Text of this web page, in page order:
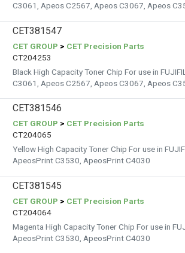
C3061, Apeos C2567, Apeos C3067, Apeos
CET381547
CET GROUP > CET Precision Parts
CT204253
Black High Capacity Toner Chip For use in
C3061, Apeos C2567, Apeos C3067, Apeos
CET381546
CET GROUP > CET Precision Parts
CT204065
Yellow High Capacity Toner Chip For use in
ApeosPrint C3530, ApeosPrint C4030
CET381545
CET GROUP > CET Precision Parts
CT204064
Magenta High Capacity Toner Chip For use in
ApeosPrint C3530, ApeosPrint C4030